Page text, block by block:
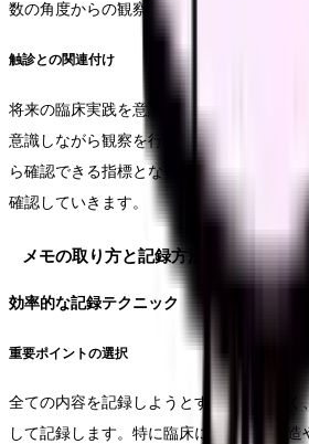
数の角度からの観察を心がけましょう。
触診との関連付け
将来の臨床実践を意識し、体表からの触診
意識しながら観察を行います。骨突起や筋
ら確認できる指標となる構造物と、内部構
確認していきます。
メモの取り方と記録方法
効率的な記録テクニック
重要ポイントの選択
全ての内容を記録しようとするのではなく
して記録します。特に臨床に関連する構